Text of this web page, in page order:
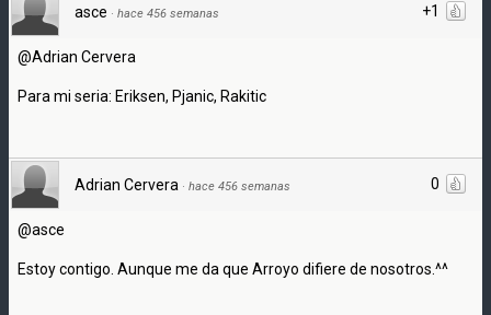
+1
asce · hace 456 semanas
@Adrian Cervera
Para mi seria: Eriksen, Pjanic, Rakitic
0
Adrian Cervera · hace 456 semanas
@asce
Estoy contigo. Aunque me da que Arroyo difiere de nosotros.^^